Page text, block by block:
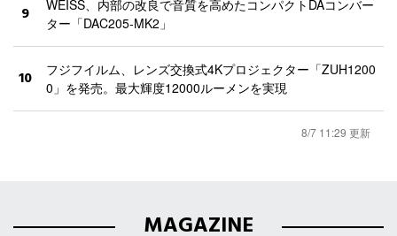
9
WEISS、内部の改良で音質を高めたコンパクトDAコンバー
ター「DAC205-MK2」
10
フジフイルム、レンズ交換式4Kプロジェクター「ZUH1200
0」を発売。最大輝度12000ルーメンを実現
8/7 11:29 更新
MAGAZINE